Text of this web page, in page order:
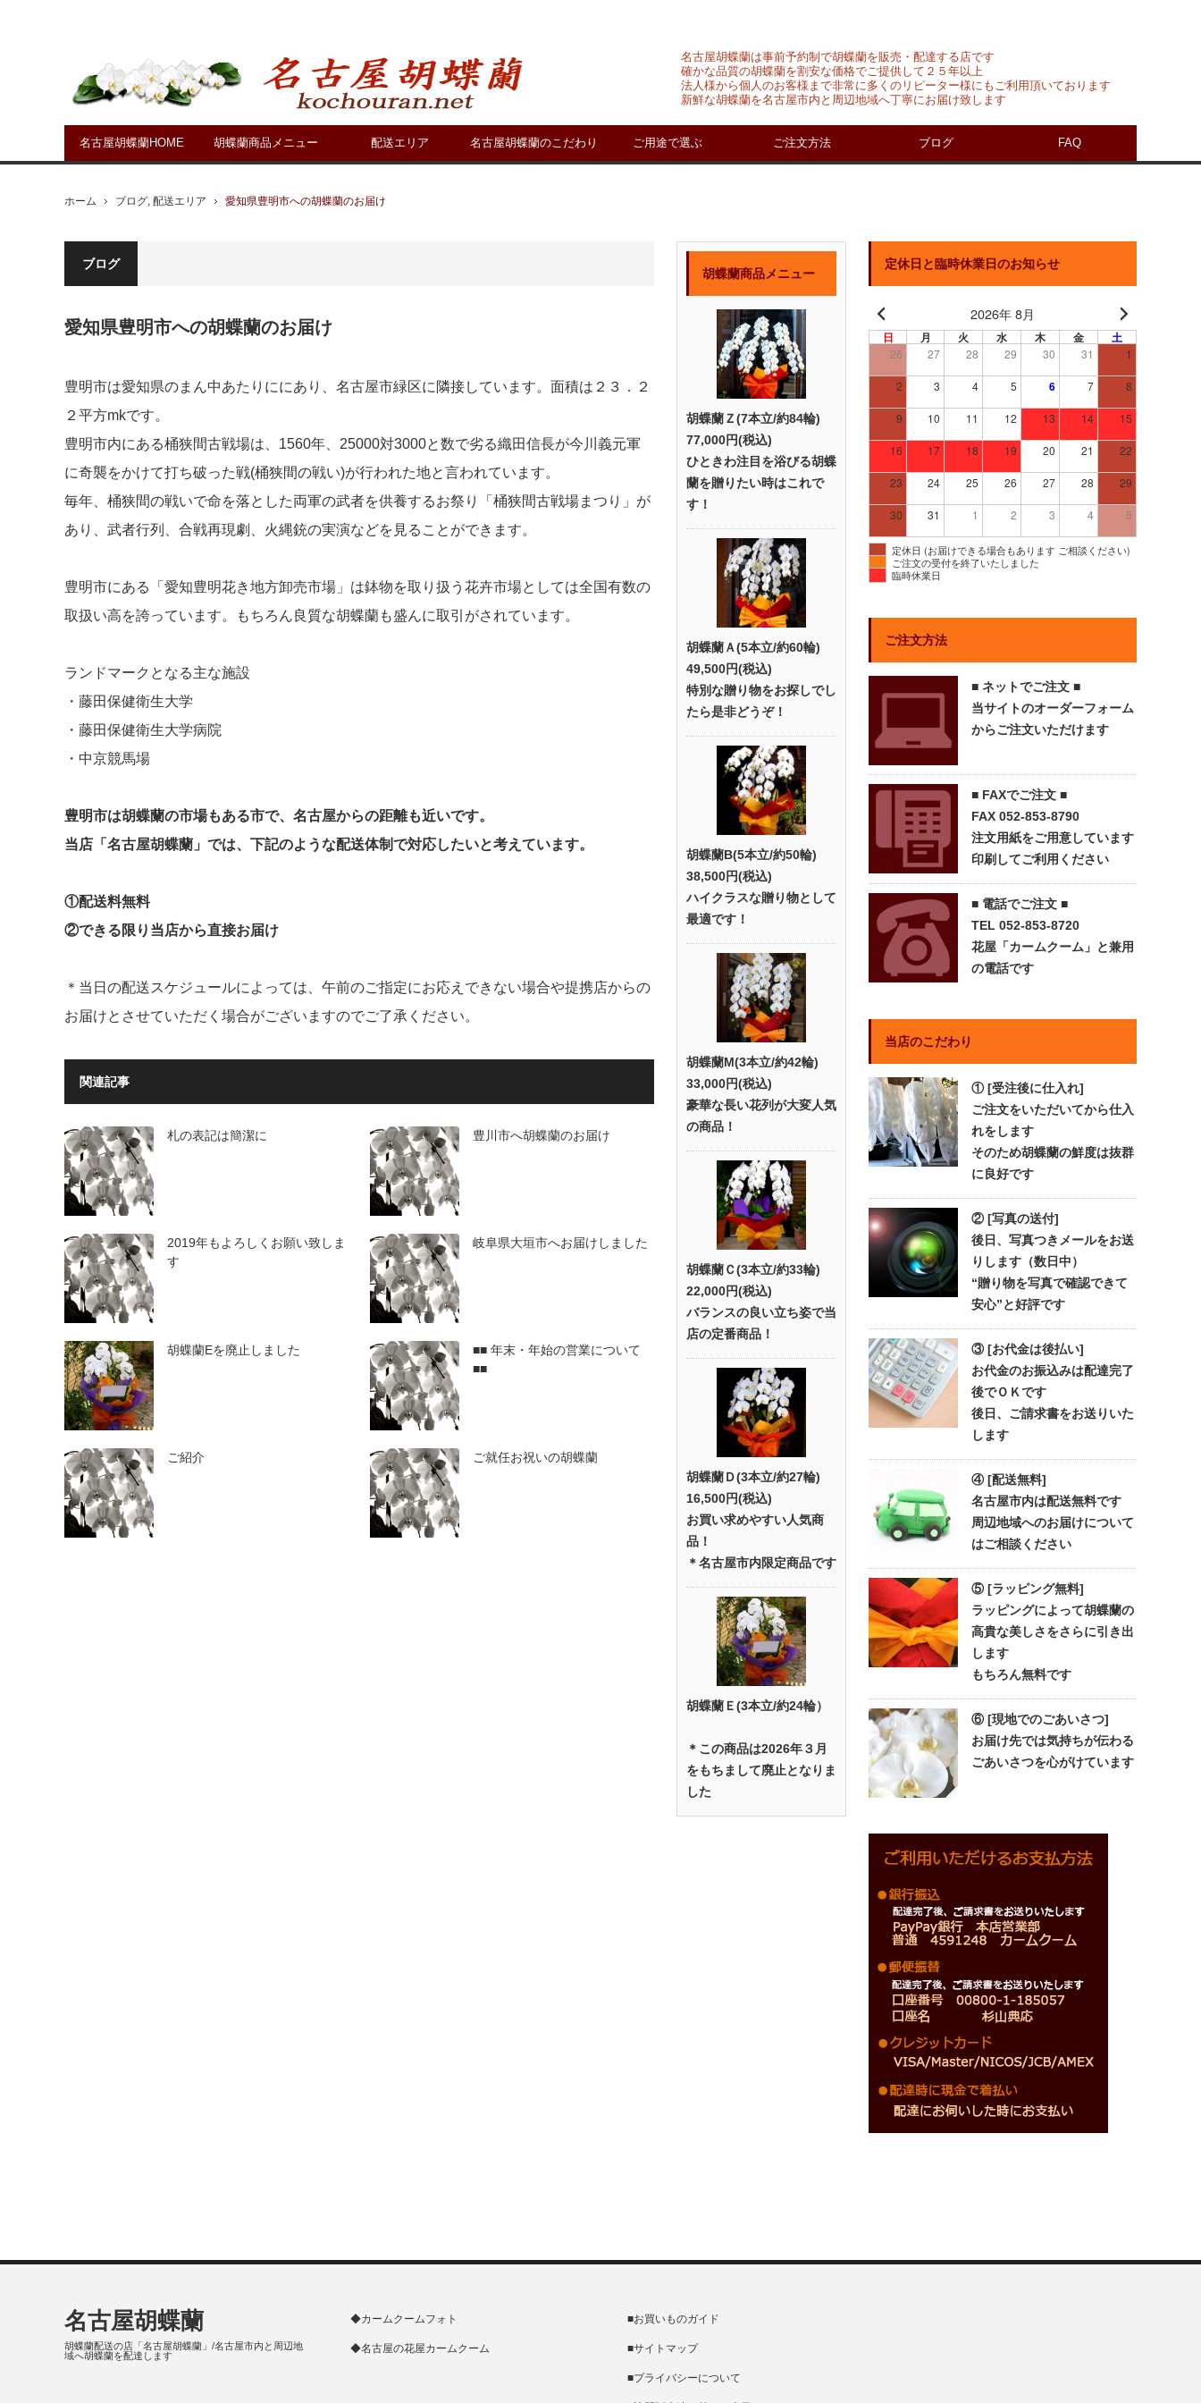
名古屋胡蝶蘭HOME 胡蝶蘭商品メニュー 配送エリア 名古屋胡蝶蘭のこだわり ご用途で選ぶ ご注文方法 ブログ FAQ
名古屋胡蝶蘭は事前予約制で胡蝶蘭を販売・配達する店です
確かな品質の胡蝶蘭を割安な価格でご提供して２５年以上
法人様から個人のお客様まで非常に多くのリピーター様にもご利用頂いております
新鮮な胡蝶蘭を名古屋市内と周辺地域へ丁寧にお届け致します
ホーム ブログ, 配送エリア 愛知県豊明市への胡蝶蘭のお届け
ブログ
愛知県豊明市への胡蝶蘭のお届け
豊明市は愛知県のまん中あたりににあり、名古屋市緑区に隣接しています。面積は２３．２
２平方mkです。
豊明市内にある桶狭間古戦場は、1560年、25000対3000と数で劣る織田信長が今川義元軍
に奇襲をかけて打ち破った戦(桶狭間の戦い)が行われた地と言われています。
毎年、桶狭間の戦いで命を落とした両軍の武者を供養するお祭り「桶狭間古戦場まつり」が
あり、武者行列、合戦再現劇、火縄銃の実演などを見ることができます。
豊明市にある「愛知豊明花き地方卸売市場」は鉢物を取り扱う花卉市場としては全国有数の
取扱い高を誇っています。もちろん良質な胡蝶蘭も盛んに取引がされています。
ランドマークとなる主な施設
・藤田保健衛生大学
・藤田保健衛生大学病院
・中京競馬場
豊明市は胡蝶蘭の市場もある市で、名古屋からの距離も近いです。
当店「名古屋胡蝶蘭」では、下記のような配送体制で対応したいと考えています。
①配送料無料
②できる限り当店から直接お届け
＊当日の配送スケジュールによっては、午前のご指定にお応えできない場合や提携店からの
お届けとさせていただく場合がございますのでご了承ください。
関連記事
札の表記は簡潔に 豊川市へ胡蝶蘭のお届け
2019年もよろしくお願い致しま
す
岐阜県大垣市へお届けしました
胡蝶蘭Eを廃止しました
■■ 年末・年始の営業について
■■
ご紹介 ご就任お祝いの胡蝶蘭
胡蝶蘭商品メニュー
胡蝶蘭Ｚ(7本立/約84輪)
77,000円(税込)
ひときわ注目を浴びる胡蝶
蘭を贈りたい時はこれで
す！
胡蝶蘭Ａ(5本立/約60輪)
49,500円(税込)
特別な贈り物をお探しでし
たら是非どうぞ！
胡蝶蘭B(5本立/約50輪)
38,500円(税込)
ハイクラスな贈り物として
最適です！
胡蝶蘭M(3本立/約42輪)
33,000円(税込)
豪華な長い花列が大変人気
の商品！
胡蝶蘭Ｃ(3本立/約33輪)
22,000円(税込)
バランスの良い立ち姿で当
店の定番商品！
胡蝶蘭Ｄ(3本立/約27輪)
16,500円(税込)
お買い求めやすい人気商
品！
＊名古屋市内限定商品です
胡蝶蘭Ｅ(3本立/約24輪）
＊この商品は2026年３月
をもちまして廃止となりま
した
定休日と臨時休業日のお知らせ
2026年 8月
日 月 火 水 木 金 土
26 27 28 29 30 31 1
2 3 4 5 6 7 8
9 10 11 12 13 14 15
16 17 18 19 20 21 22
23 24 25 26 27 28 29
30 31 1 2 3 4 5
定休日 (お届けできる場合もあります ご相談ください)
ご注文の受付を終了いたしました
臨時休業日
ご注文方法
■ ネットでご注文 ■
当サイトのオーダーフォーム
からご注文いただけます
■ FAXでご注文 ■
FAX 052-853-8790
注文用紙をご用意しています
印刷してご利用ください
■ 電話でご注文 ■
TEL 052-853-8720
花屋「カームクーム」と兼用
の電話です
当店のこだわり
① [受注後に仕入れ]
ご注文をいただいてから仕入
れをします
そのため胡蝶蘭の鮮度は抜群
に良好です
② [写真の送付]
後日、写真つきメールをお送
りします（数日中）
“贈り物を写真で確認できて
安心”と好評です
③ [お代金は後払い]
お代金のお振込みは配達完了
後でＯＫです
後日、ご請求書をお送りいた
します
④ [配送無料]
名古屋市内は配送無料です
周辺地域へのお届けについて
はご相談ください
⑤ [ラッピング無料]
ラッピングによって胡蝶蘭の
高貴な美しさをさらに引き出
します
もちろん無料です
⑥ [現地でのごあいさつ]
お届け先では気持ちが伝わる
ごあいさつを心がけています
◆カームクームフォト
◆名古屋の花屋カームクーム
■お買いものガイド
■サイトマップ
■プライバシーについて
名古屋胡蝶蘭
胡蝶蘭配送の店「名古屋胡蝶蘭」/名古屋市内と周辺地
域へ胡蝶蘭を配達します